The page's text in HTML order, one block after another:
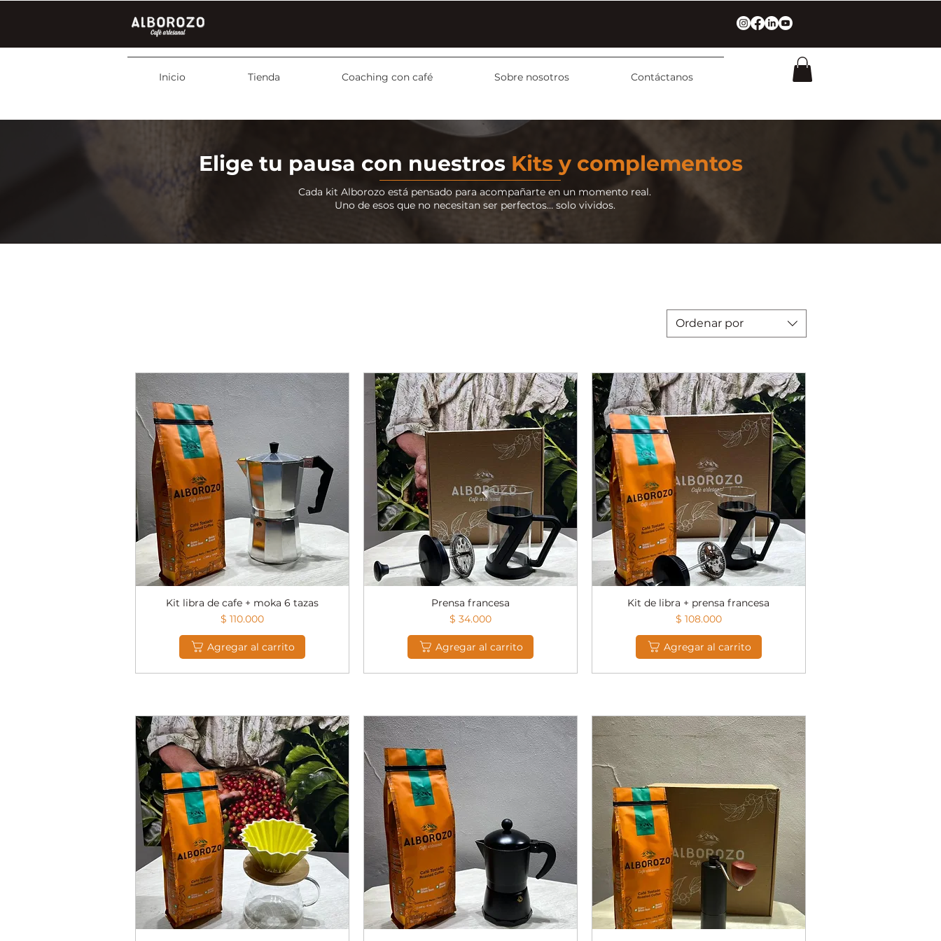
Inicio Tienda Coaching con café Sobre nosotros Contáctanos
Elige tu pausa con nuestros Kits y complementos
Cada kit Alborozo está pensado para acompañarte en un momento real.
Uno de esos que no necesitan ser perfectos… solo vividos.
Ordenar por
Vista rápida
Kit libra de cafe + moka 6 tazas
Precio
$ 110.000
Agregar al carrito
Vista rápida
Prensa francesa
Precio
$ 34.000
Agregar al carrito
Vista rápida
Kit de libra + prensa francesa
Precio
$ 108.000
Agregar al carrito